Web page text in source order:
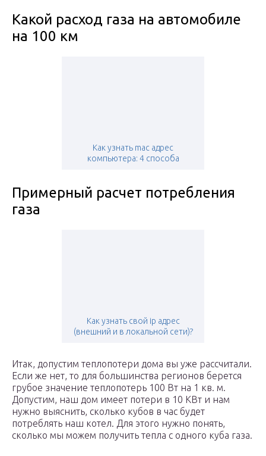
Какой расход газа на автомобиле
на 100 км
Как узнать mac адрес
компьютера: 4 способа
Примерный расчет потребления
газа
Как узнать свой ip адрес
(внешний и в локальной сети)?
Итак, допустим теплопотери дома вы уже рассчитали.
Если же нет, то для большинства регионов берется
грубое значение теплопотерь 100 Вт на 1 кв. м.
Допустим, наш дом имеет потери в 10 КВт и нам
нужно выяснить, сколько кубов в час будет
потреблять наш котел. Для этого нужно понять,
сколько мы можем получить тепла с одного куба газа.